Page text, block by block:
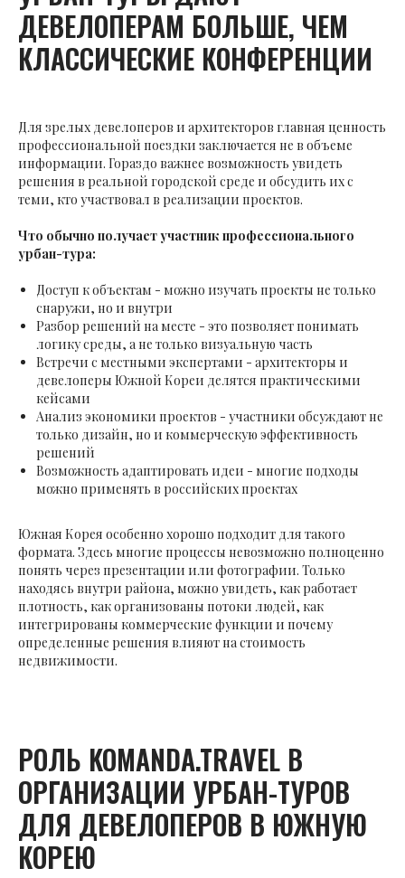
ДЕВЕЛОПЕРАМ БОЛЬШЕ, ЧЕМ
КЛАССИЧЕСКИЕ КОНФЕРЕНЦИИ
Для зрелых девелоперов и архитекторов главная ценность
профессиональной поездки заключается не в объеме
информации. Гораздо важнее возможность увидеть
решения в реальной городской среде и обсудить их с
теми, кто участвовал в реализации проектов.
Что обычно получает участник профессионального
урбан-тура:
Доступ к объектам - можно изучать проекты не только
снаружи, но и внутри
Разбор решений на месте - это позволяет понимать
логику среды, а не только визуальную часть
Встречи с местными экспертами - архитекторы и
девелоперы Южной Кореи делятся практическими
кейсами
Анализ экономики проектов - участники обсуждают не
только дизайн, но и коммерческую эффективность
решений
Возможность адаптировать идеи - многие подходы
можно применять в российских проектах
Южная Корея особенно хорошо подходит для такого
формата. Здесь многие процессы невозможно полноценно
понять через презентации или фотографии. Только
находясь внутри района, можно увидеть, как работает
плотность, как организованы потоки людей, как
интегрированы коммерческие функции и почему
определенные решения влияют на стоимость
недвижимости.
РОЛЬ KOMANDA.TRAVEL В
ОРГАНИЗАЦИИ УРБАН-ТУРОВ
ДЛЯ ДЕВЕЛОПЕРОВ В ЮЖНУЮ
КОРЕЮ